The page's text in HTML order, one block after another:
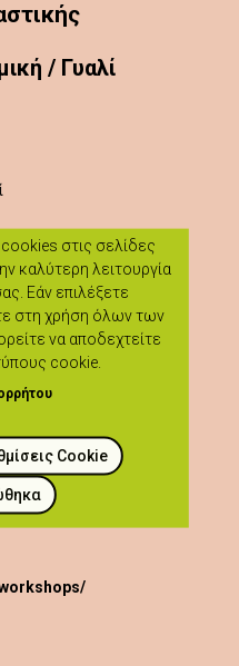
/ Γυαλί
στις σελίδες
καλύτερη λειτουργία
Εάν επιλέξετε
στη χρήση όλων των
να αποδεχτείτε
cookie.
Cookie